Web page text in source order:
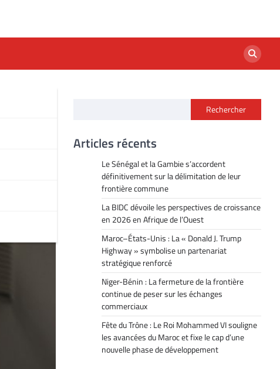
Rechercher
Articles récents
Le Sénégal et la Gambie s’accordent
définitivement sur la délimitation de leur
frontière commune
La BIDC dévoile les perspectives de croissance
en 2026 en Afrique de l’Ouest
Maroc–États-Unis : La « Donald J. Trump
Highway » symbolise un partenariat
stratégique renforcé
Niger-Bénin : La fermeture de la frontière
continue de peser sur les échanges
commerciaux
Fête du Trône : Le Roi Mohammed VI souligne
les avancées du Maroc et fixe le cap d’une
nouvelle phase de développement